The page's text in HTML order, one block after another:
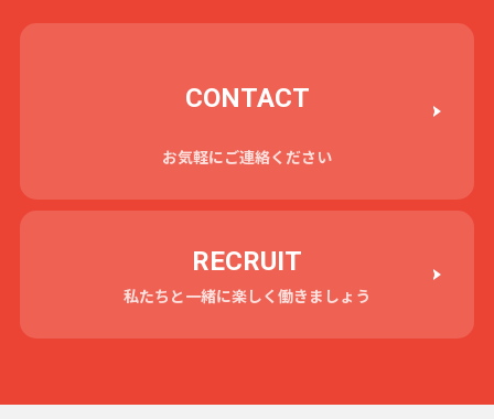
CONTACT
お気軽にご連絡ください
RECRUIT
私たちと一緒に楽しく働きましょう